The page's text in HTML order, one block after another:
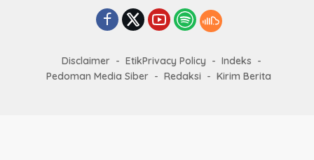
Disclaimer EtikPrivacy Policy
Indeks
Pedoman Media Siber
Redaksi Kirim Berita